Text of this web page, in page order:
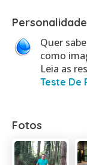
Quer
como
Leia as
Teste De
Fotos